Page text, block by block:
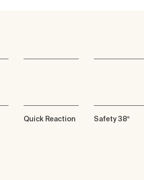
Quick Reaction Safety 38º